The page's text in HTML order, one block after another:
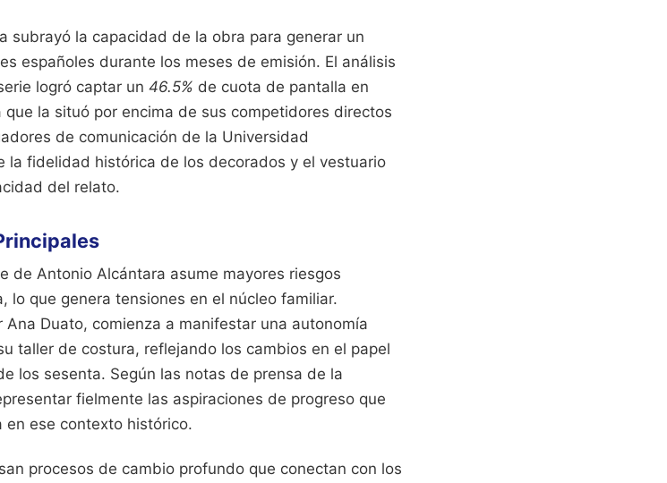
subrayó la capacidad de la obra para generar un
españoles durante los meses de emisión. El análisis
logró captar un 46.5% de cuota de pantalla en
la situó por encima de sus competidores directos
de comunicación de la Universidad
la fidelidad histórica de los decorados y el vestuario
del relato.
de Antonio Alcántara asume mayores riesgos
lo que genera tensiones en el núcleo familiar.
Duato, comienza a manifestar una autonomía
taller de costura, reflejando los cambios en el papel
los sesenta. Según las notas de prensa de la
fielmente las aspiraciones de progreso que
en ese contexto histórico.
procesos de cambio profundo que conectan con los